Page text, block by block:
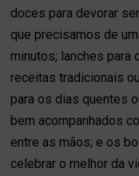
doces para devorar
que precisamos de
minutos; lanches para
receitas tradicionais
para os dias quentes
bem acompanhados
entre as mãos; e os
celebrar o melhor da